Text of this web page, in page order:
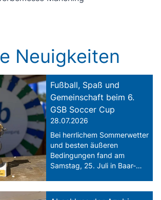
Neuigkeiten
Fußball, Spaß und
Gemeinschaft beim 6.
GSB Soccer Cup
28.07.2026
Bei herrlichem Sommerwetter
und besten äußeren
Bedingungen fand am
Samstag, 25. Juli in Baar-